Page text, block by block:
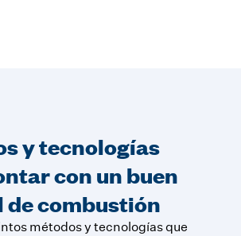
y tecnologías
con un buen
combustión
métodos y tecnologías que